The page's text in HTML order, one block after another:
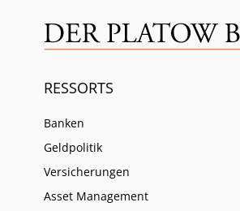
RESSORTS
Banken
Geldpolitik
Versicherungen
Asset Management